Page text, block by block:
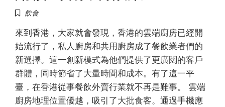
飲食
來到香港，大家就會發現，香港的雲端廚房已經開
始流行了，私人廚房和共用廚房成了餐飲業者們的
新選擇。這一創新模式為他們提供了更廣闊的客戶
群體，同時節省了大量時間和成本。有了這一平
臺，在香港從事餐飲外賣行業就不再是難事。 雲端
廚房地理位置優越，吸引了大批食客。通過手機應